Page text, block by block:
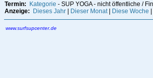
Termin:
Kategorie - SUP YOGA - nicht öffentliche /
Anzeige:
Dieses Jahr Dieser Monat| Diese Woche
www.surfsupcenter.de